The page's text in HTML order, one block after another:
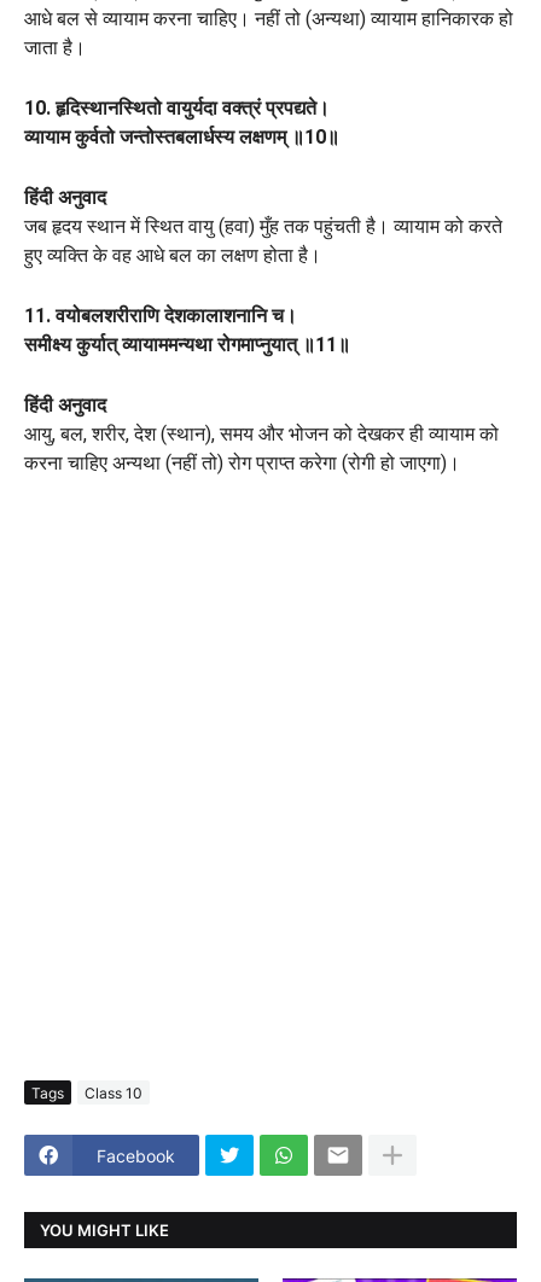
आधे बल से व्यायाम करना चाहिए। नहीं तो (अन्यथा) व्यायाम हानिकारक हो
जाता है।
10. हृदिस्थानस्थितो वायुर्यदा वक्त्रं प्रपद्यते।
व्यायाम कुर्वतो जन्तोस्तबलार्धस्य लक्षणम् ॥10॥
हिंदी अनुवाद
जब हृदय स्थान में स्थित वायु (हवा) मुँह तक पहुंचती है। व्यायाम को करते
हुए व्यक्ति के वह आधे बल का लक्षण होता है।
11. वयोबलशरीराणि देशकालाशनानि च।
समीक्ष्य कुर्यात् व्यायाममन्यथा रोगमाप्नुयात् ॥11॥
हिंदी अनुवाद
आयु, बल, शरीर, देश (स्थान), समय और भोजन को देखकर ही व्यायाम को
करना चाहिए अन्यथा (नहीं तो) रोग प्राप्त करेगा (रोगी हो जाएगा)।
Tags Class 10
Facebook
YOU MIGHT LIKE